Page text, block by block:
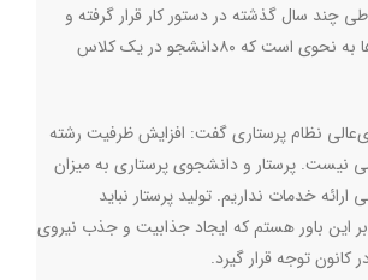
چند سال گذشته در دستور کار قرار گرفته و
شرایط برخی کلاس‌ها به نحوی است که ۸۰دانشجو در یک کلاس
نظام پرستاری گفت: افزایش ظرفیت رشته
نیست. پرستار و دانشجوی پرستاری به میزان
ارائه‌ خدمات نداریم. تولید پرستار نباید
این باور هستم که ایجاد جذابیت و جذب نیروی
توجه قرار گیرد.